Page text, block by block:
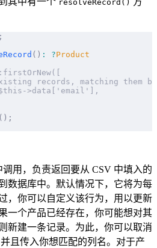
resolveRecord()
;
() : ?Product
records, matching them
>data['email'],
();
用，负责返回要从 CSV 中填入的
数据库中。默认情况下，它将为每
，你可以自定义该行为，用以更新
一个产品已经存在，你可能想对其
新建一条记录。为此，你可以取消
且传入你想匹配的列名。对于产